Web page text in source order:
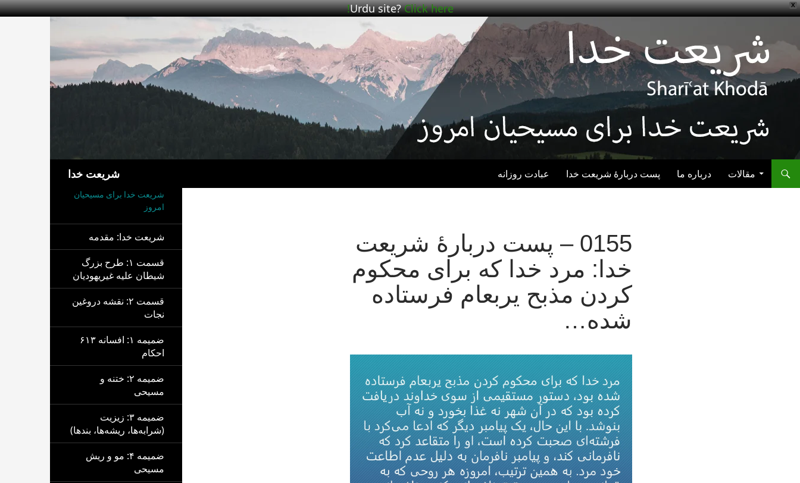
X
Urdu site?Click here!
شریعت خدا مقالات درباره ما پست دربارهٔ شریعت خدا عبادت روزانه
0155 – پست دربارهٔ شریعت
خدا: مرد خدا که برای محکوم
کردن مذبح یربعام فرستاده
شده…
شریعت خدا برای مسیحیان
امروز
شریعت خدا: مقدمه
قسمت ۱: طرح بزرگ
شیطان علیه غیریهودیان
قسمت ۲: نقشه دروغین
نجات
ضمیمه ۱: افسانه ۶۱۳
احکام
ضمیمه ۲: ختنه و
مسیحی
ضمیمه ۳: زیزیت
(شرابه‌ها، ریشه‌ها، بندها)
ضمیمه ۴: مو و ریش
مسیحی